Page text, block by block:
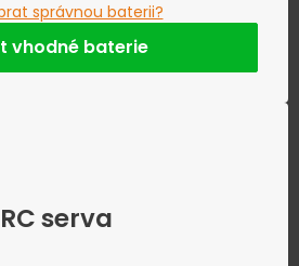
správnou baterii?
vhodné baterie
RC serva